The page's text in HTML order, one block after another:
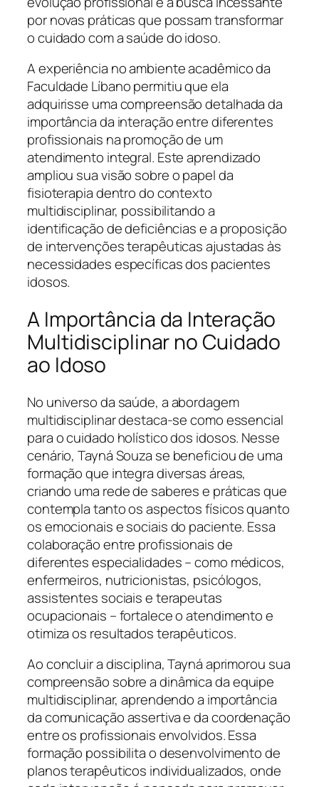
por novas práticas que possam transformar
o cuidado com a saúde do idoso.
A experiência no ambiente acadêmico da
Faculdade Líbano permitiu que ela
adquirisse uma compreensão detalhada da
importância da interação entre diferentes
profissionais na promoção de um
atendimento integral. Este aprendizado
ampliou sua visão sobre o papel da
fisioterapia dentro do contexto
multidisciplinar, possibilitando a
identificação de deficiências e a proposição
de intervenções terapêuticas ajustadas às
necessidades específicas dos pacientes
idosos.
A Importância da Interação
Multidisciplinar no Cuidado
ao Idoso
No universo da saúde, a abordagem
multidisciplinar destaca-se como essencial
para o cuidado holístico dos idosos. Nesse
cenário, Tayná Souza se beneficiou de uma
formação que integra diversas áreas,
criando uma rede de saberes e práticas que
contempla tanto os aspectos físicos quanto
os emocionais e sociais do paciente. Essa
colaboração entre profissionais de
diferentes especialidades – como médicos,
enfermeiros, nutricionistas, psicólogos,
assistentes sociais e terapeutas
ocupacionais – fortalece o atendimento e
otimiza os resultados terapêuticos.
Ao concluir a disciplina, Tayná aprimorou sua
compreensão sobre a dinâmica da equipe
multidisciplinar, aprendendo a importância
da comunicação assertiva e da coordenação
entre os profissionais envolvidos. Essa
formação possibilita o desenvolvimento de
planos terapêuticos individualizados, onde